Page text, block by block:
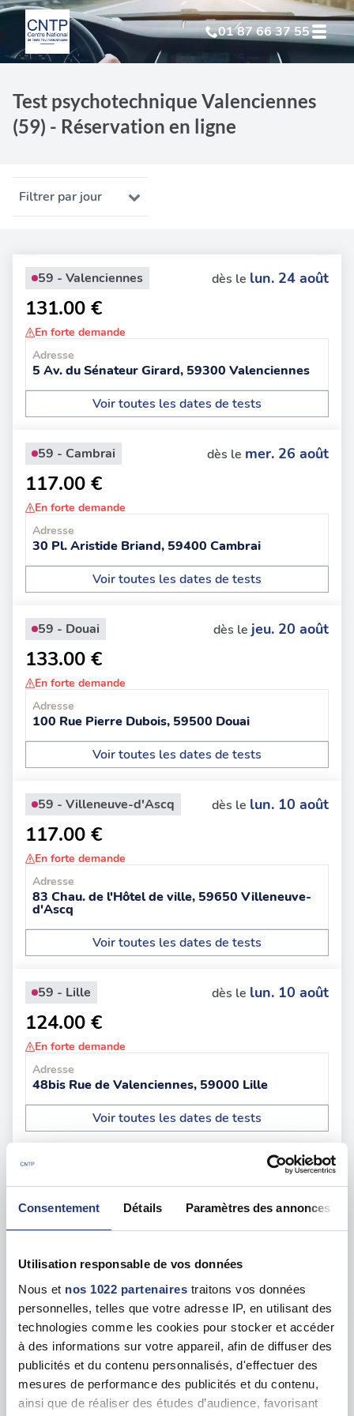
Consentement Détails Paramètres des annonces
Utilisation responsable de vos données
Nous et nos 1022 partenaires traitons vos données
personnelles, telles que votre adresse IP, en utilisant des
technologies comme les cookies pour stocker et accéder
à des informations sur votre appareil, afin de diffuser des
publicités et du contenu personnalisés, d'effectuer des
mesures de performance des publicités et du contenu,
ainsi que de réaliser des études d’audience, favorisant
01 87 66 37 55
Test Psychotechnique suite à annulation
Test Psychotechnique
Test Psychotechnique
Test psychotechnique Valenciennes
(59) - Réservation en ligne
Filtrer par jour
59 - Valenciennes dès le lun. 24 août
131.00 €
En forte demande
Adresse
5 Av. du Sénateur Girard, 59300 Valenciennes
Voir toutes les dates de tests
59 - Cambrai dès le mer. 26 août
117.00 €
En forte demande
Adresse
30 Pl. Aristide Briand, 59400 Cambrai
Voir toutes les dates de tests
59 - Douai dès le jeu. 20 août
133.00 €
En forte demande
Adresse
100 Rue Pierre Dubois, 59500 Douai
Voir toutes les dates de tests
59 - Villeneuve-d'Ascq dès le lun. 10 août
117.00 €
En forte demande
Adresse
83 Chau. de l'Hôtel de ville, 59650 Villeneuve-
d'Ascq
Voir toutes les dates de tests
59 - Lille dès le lun. 10 août
124.00 €
En forte demande
Adresse
48bis Rue de Valenciennes, 59000 Lille
Voir toutes les dates de tests
jeu. 20 août
110.00 €
139 rue des Arts, 59100 Roubaix
Voir toutes les dates de tests
59 - Lille dès le lun. 24 août
112.00 €
En forte demande